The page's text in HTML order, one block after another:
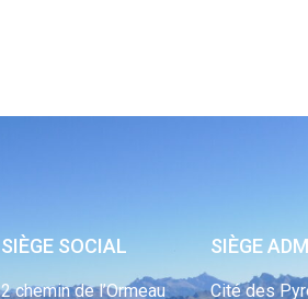
SIÈGE SOCIAL
2 chemin de l’Ormeau
SIÈGE
Cité des